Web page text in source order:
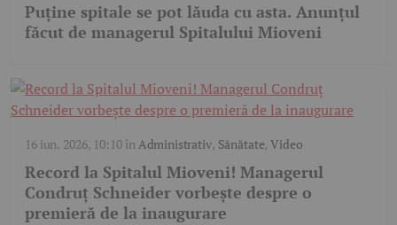
Puține spitale se pot lăuda cu asta. Anunțul
făcut de managerul Spitalului Mioveni
16 iun. 2026, 10:10înAdministrativ, Sănătate,Video
Record la Spitalul Mioveni! Managerul
Condruț Schneider vorbește despre o
premieră de la inaugurare